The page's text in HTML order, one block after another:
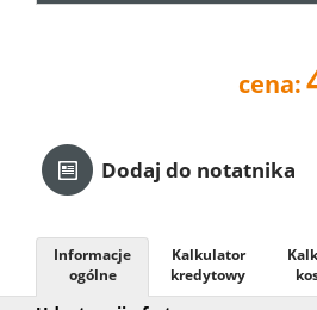
cena:
Dodaj do notatnika
Informacje
ogólne
Kalkulator
kredytowy